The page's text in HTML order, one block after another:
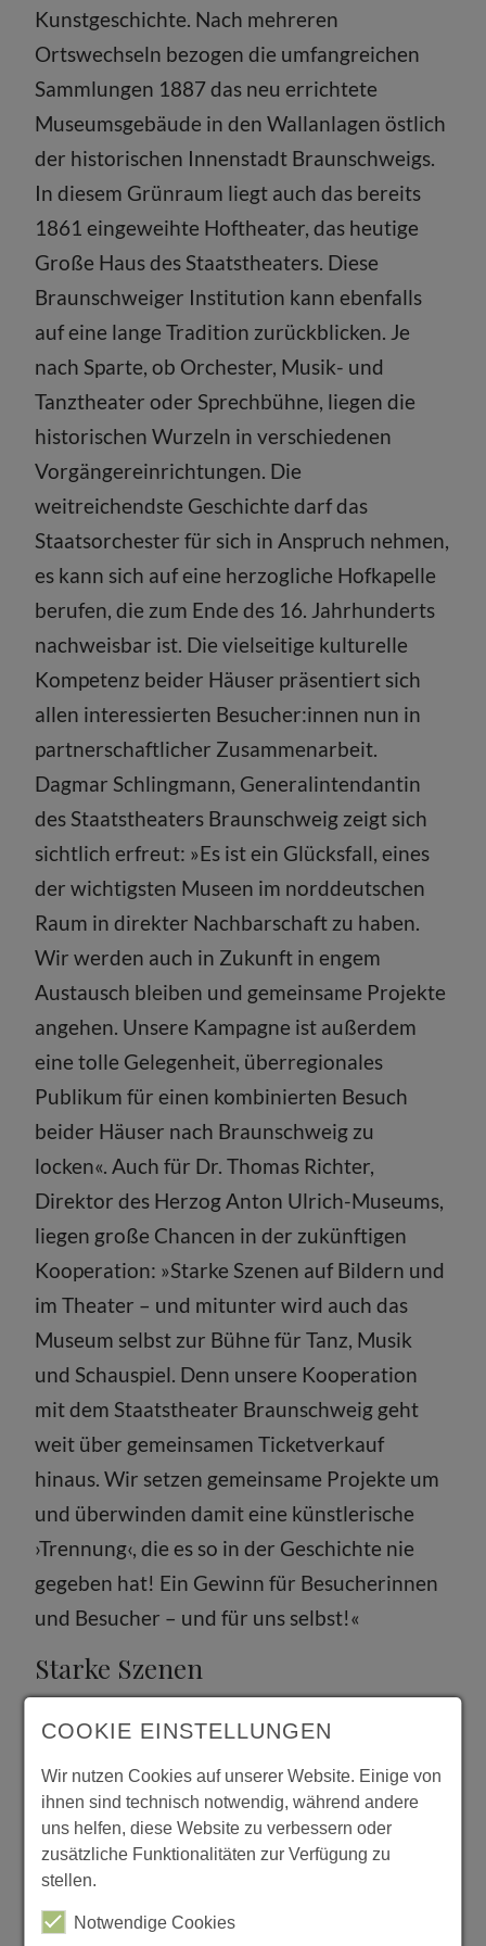
Kunstgeschichte. Nach mehreren
Ortswechseln bezogen die umfangreichen
Sammlungen 1887 das neu errichtete
Museumsgebäude in den Wallanlagen östlich
der historischen Innenstadt Braunschweigs.
In diesem Grünraum liegt auch das bereits
1861 eingeweihte Hoftheater, das heutige
Große Haus des Staatstheaters. Diese
Braunschweiger Institution kann ebenfalls
auf eine lange Tradition zurückblicken. Je
nach Sparte, ob Orchester, Musik- und
Tanztheater oder Sprechbühne, liegen die
historischen Wurzeln in verschiedenen
Vorgängereinrichtungen. Die
weitreichendste Geschichte darf das
Staatsorchester für sich in Anspruch nehmen,
es kann sich auf eine herzogliche Hofkapelle
berufen, die zum Ende des 16. Jahrhunderts
nachweisbar ist. Die vielseitige kulturelle
Kompetenz beider Häuser präsentiert sich
allen interessierten Besucher:innen nun in
partnerschaftlicher Zusammenarbeit.
Dagmar Schlingmann, Generalintendantin
des Staatstheaters Braunschweig zeigt sich
sichtlich erfreut: »Es ist ein Glücksfall, eines
der wichtigsten Museen im norddeutschen
Raum in direkter Nachbarschaft zu haben.
Wir werden auch in Zukunft in engem
Austausch bleiben und gemeinsame Projekte
angehen. Unsere Kampagne ist außerdem
eine tolle Gelegenheit, überregionales
Publikum für einen kombinierten Besuch
beider Häuser nach Braunschweig zu
locken«. Auch für Dr. Thomas Richter,
Direktor des Herzog Anton Ulrich-Museums,
liegen große Chancen in der zukünftigen
Kooperation: »Starke Szenen auf Bildern und
im Theater – und mitunter wird auch das
Museum selbst zur Bühne für Tanz, Musik
und Schauspiel. Denn unsere Kooperation
mit dem Staatstheater Braunschweig geht
weit über gemeinsamen Ticketverkauf
hinaus. Wir setzen gemeinsame Projekte um
und überwinden damit eine künstlerische
›Trennung‹, die es so in der Geschichte nie
gegeben hat! Ein Gewinn für Besucherinnen
und Besucher – und für uns selbst!«
Starke Szenen
Sommer:
»Dante«, Oper von Benjamin Godard, 01.
April
»tanzwärts! Generationen«, Tanzprojekt, 14.
April
COOKIE EINSTELLUNGEN
Wir nutzen Cookies auf unserer Website. Einige von
ihnen sind technisch notwendig, während andere
uns helfen, diese Website zu verbessern oder
zusätzliche Funktionalitäten zur Verfügung zu
stellen.
Notwendige Cookies